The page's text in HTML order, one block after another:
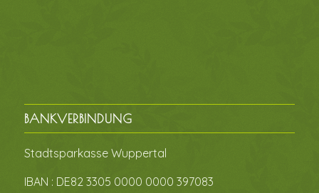
BANKVERBINDUNG
Stadtsparkasse Wuppertal
IBAN : DE82 3305 0000 0000 397083